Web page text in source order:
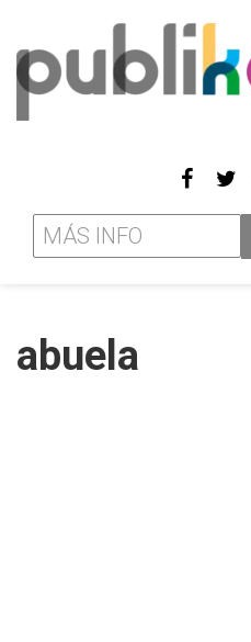
abuela